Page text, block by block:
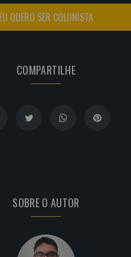
Noticiashá 5 anos
EU QUERO SER COLUNISTA
COMPARTILHE
SOBRE O AUTOR